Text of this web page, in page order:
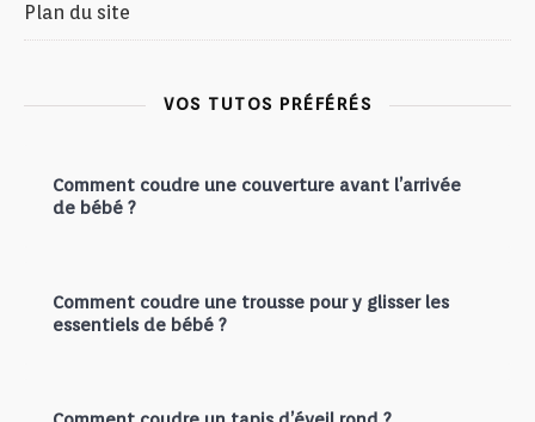
Plan du site
VOS TUTOS PRÉFÉRÉS
Comment coudre une couverture avant l’arrivée
de bébé ?
Comment coudre une trousse pour y glisser les
essentiels de bébé ?